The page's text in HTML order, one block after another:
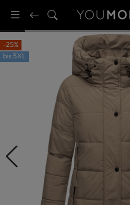
-25%
bis 5XL